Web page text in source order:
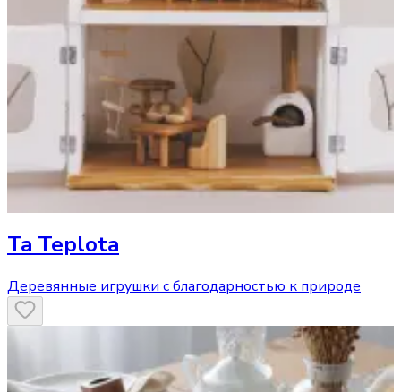
Ta Teplota
Деревянные игрушки с благодарностью к природе